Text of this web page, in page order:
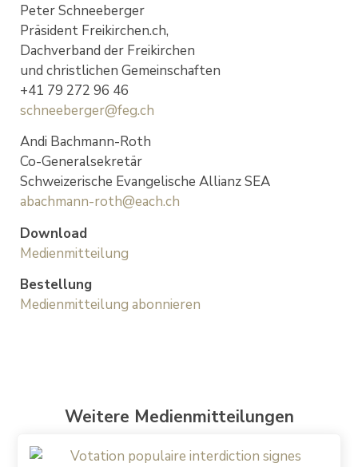
Peter Schneeberger
Präsident Freikirchen.ch,
Dachverband der Freikirchen
und christlichen Gemeinschaften
+41 79 272 96 46
schneeberger@feg.ch
Andi Bachmann-Roth
Co-Generalsekretär
Schweizerische Evangelische Allianz SEA
abachmann-roth@each.ch
Download
Medienmitteilung
Bestellung
Medienmitteilung abonnieren
Weitere Medienmitteilungen